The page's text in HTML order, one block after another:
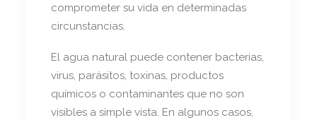
comprometer su vida en determinadas
circunstancias.
El agua natural puede contener bacterias,
virus, parásitos, toxinas, productos
químicos o contaminantes que no son
visibles a simple vista. En algunos casos,